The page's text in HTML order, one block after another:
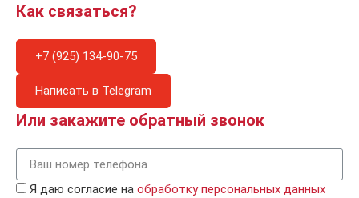
Как связаться?
+7 (925) 134-90-75
Написать в Telegram
Или закажите обратный звонок
Я даю согласие на обработку персональных данных